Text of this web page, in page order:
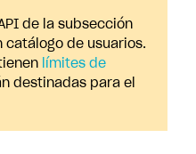
de la subsección
catálogo de usuarios.
límites de
destinadas para el